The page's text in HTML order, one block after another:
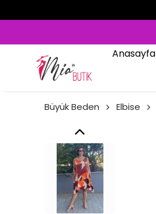
Anasayfa
Büyük Beden Elbise